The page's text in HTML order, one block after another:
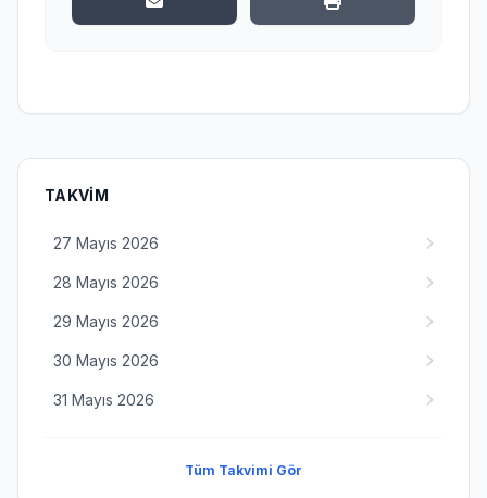
TAKVIM
27 Mayıs 2026
28 Mayıs 2026
29 Mayıs 2026
30 Mayıs 2026
31 Mayıs 2026
Tüm Takvimi Gör